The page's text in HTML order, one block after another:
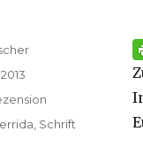
Schrift